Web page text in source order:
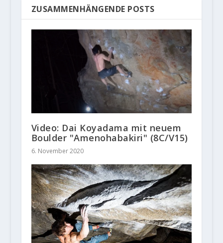
ZUSAMMENHÄNGENDE POSTS
Video: Dai Koyadama mit neuem
Boulder "Amenohabakiri" (8C/V15)
6. November 2020